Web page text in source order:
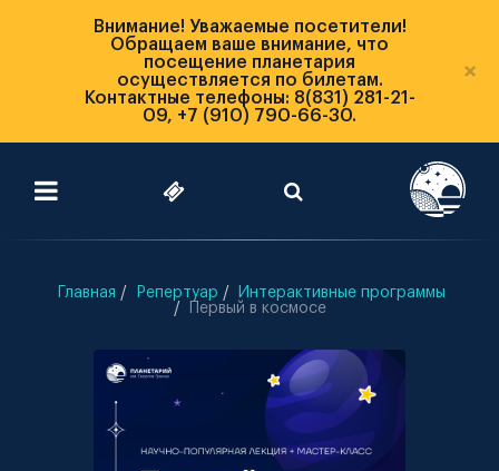
Внимание! Уважаемые посетители!
Обращаем ваше внимание, что
посещение планетария
осуществляется по билетам.
Контактные телефоны: 8(831) 281-21-
09, +7 (910) 790-66-30.
×
Главная Репертуар
Интерактивные программы
Первый в космосе